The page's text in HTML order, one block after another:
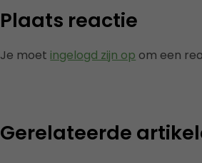
Plaats reactie
Je moet ingelogd zijn op om een
Gerelateerde